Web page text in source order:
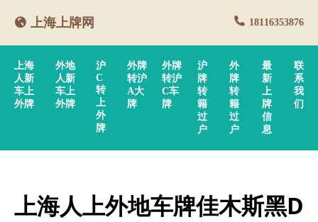
上海上牌网 18116353876
上海
人新
车上
外牌
外地
人新
车上
外牌
沪
C
转
上
外
牌
外牌
转沪
A大
牌
外牌
转沪
C车
牌
沪
牌
转
籍
过
户
外
牌
转
籍
过
户
最
新
上
牌
信
息
联
系
我
们
上海人上外地车牌佳木斯黑D